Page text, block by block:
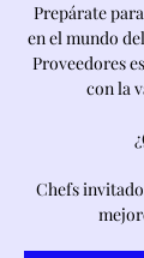
Prepárate
en el mundo
Proveedores
con la
Chefs